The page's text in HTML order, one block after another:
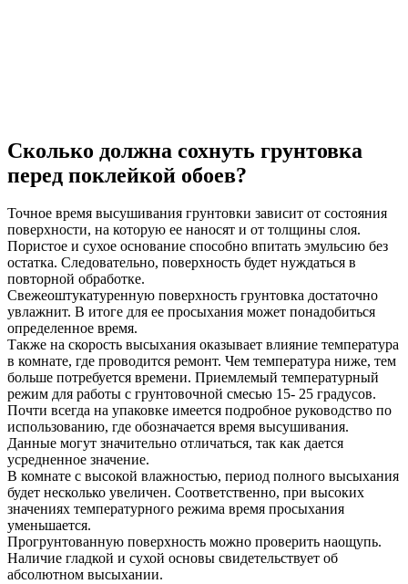
Сколько должна сохнуть грунтовка
перед поклейкой обоев?
Точное время высушивания грунтовки зависит от состояния
поверхности, на которую ее наносят и от толщины слоя.
Пористое и сухое основание способно впитать эмульсию без
остатка. Следовательно, поверхность будет нуждаться в
повторной обработке.
Свежеоштукатуренную поверхность грунтовка достаточно
увлажнит. В итоге для ее просыхания может понадобиться
определенное время.
Также на скорость высыхания оказывает влияние температура
в комнате, где проводится ремонт. Чем температура ниже, тем
больше потребуется времени. Приемлемый температурный
режим для работы с грунтовочной смесью 15- 25 градусов.
Почти всегда на упаковке имеется подробное руководство по
использованию, где обозначается время высушивания.
Данные могут значительно отличаться, так как дается
усредненное значение.
В комнате с высокой влажностью, период полного высыхания
будет несколько увеличен. Соответственно, при высоких
значениях температурного режима время просыхания
уменьшается.
Прогрунтованную поверхность можно проверить наощупь.
Наличие гладкой и сухой основы свидетельствует об
абсолютном высыхании.